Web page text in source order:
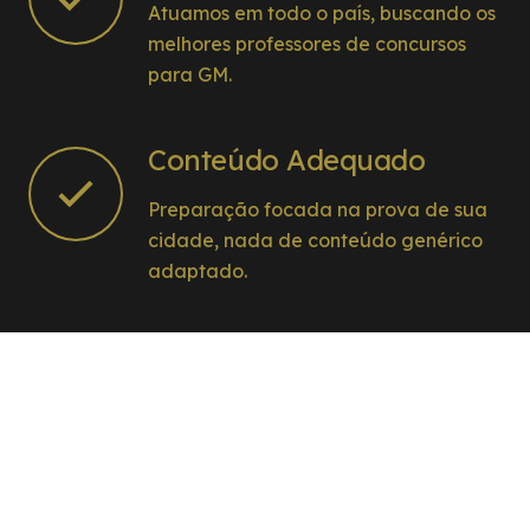
Atuamos em todo o país, buscando os
melhores professores de concursos
para GM.
Conteúdo Adequado
Preparação focada na prova de sua
cidade, nada de conteúdo genérico
adaptado.